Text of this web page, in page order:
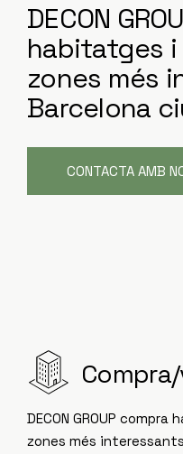
DECON
habitatges
zones més
Barcelona
CONTACTA AMB
DECON GROUP
zones més